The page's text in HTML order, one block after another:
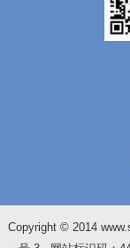
Copyright © 2014